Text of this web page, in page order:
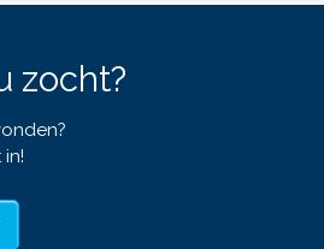
zocht?